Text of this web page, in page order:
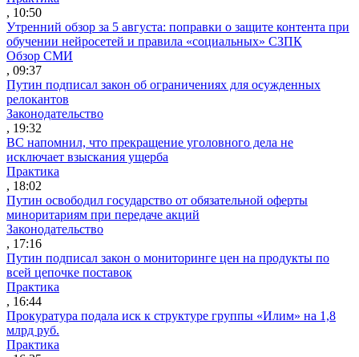
, 10:50
Утренний обзор за 5 августа: поправки о защите контента при
обучении нейросетей и правила «социальных» СЗПК
Обзор СМИ
, 09:37
Путин подписал закон об ограничениях для осужденных
релокантов
Законодательство
, 19:32
ВС напомнил, что прекращение уголовного дела не
исключает взыскания ущерба
Практика
, 18:02
Путин освободил государство от обязательной оферты
миноритариям при передаче акций
Законодательство
, 17:16
Путин подписал закон о мониторинге цен на продукты по
всей цепочке поставок
Практика
, 16:44
Прокуратура подала иск к структуре группы «Илим» на 1,8
млрд руб.
Практика